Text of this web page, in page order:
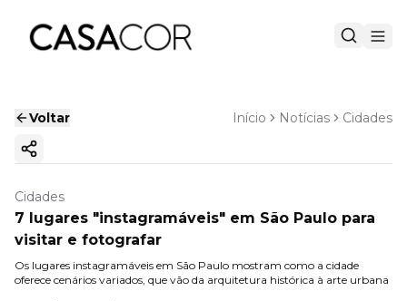
Voltar Início Notícias Cidades
Copiar link
Cidades
7 lugares "instagramáveis" em São Paulo para
visitar e fotografar
Os lugares instagramáveis em São Paulo mostram como a cidade
oferece cenários variados, que vão da arquitetura histórica à arte urbana